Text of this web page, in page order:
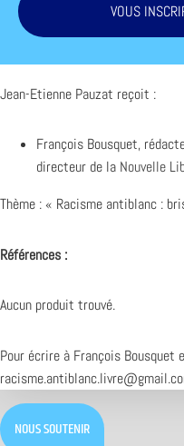
VOUS
Jean-Etienne Pauzat reçoit :
François Bousquet,
directeur de la Nouvelle
Thème : « Racisme antiblanc :
Références :
Aucun produit trouvé.
Pour écrire à François Bousquet
NOUS SOUTENIR